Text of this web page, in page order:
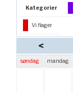
Kategorier
Vi flager
<
søndag mandag